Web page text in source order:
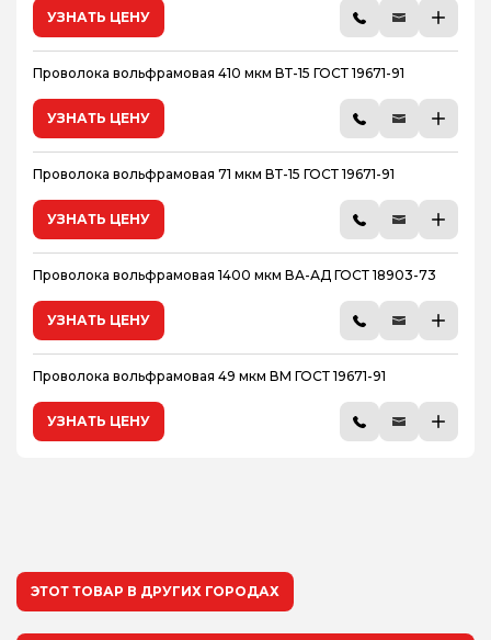
УЗНАТЬ ЦЕНУ
Проволока вольфрамовая 410 мкм ВТ-15 ГОСТ 19671-91
УЗНАТЬ ЦЕНУ
Проволока вольфрамовая 71 мкм ВТ-15 ГОСТ 19671-91
УЗНАТЬ ЦЕНУ
Проволока вольфрамовая 1400 мкм ВА-АД ГОСТ 18903-73
УЗНАТЬ ЦЕНУ
Проволока вольфрамовая 49 мкм ВМ ГОСТ 19671-91
УЗНАТЬ ЦЕНУ
ЭТОТ ТОВАР В ДРУГИХ ГОРОДАХ